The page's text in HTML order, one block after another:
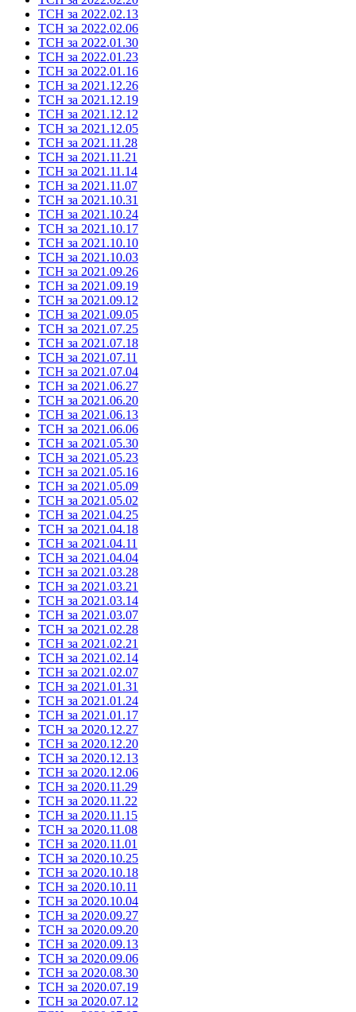
ТСН за 2022.02.13
ТСН за 2022.02.06
ТСН за 2022.01.30
ТСН за 2022.01.23
ТСН за 2022.01.16
ТСН за 2021.12.26
ТСН за 2021.12.19
ТСН за 2021.12.12
ТСН за 2021.12.05
ТСН за 2021.11.28
ТСН за 2021.11.21
ТСН за 2021.11.14
ТСН за 2021.11.07
ТСН за 2021.10.31
ТСН за 2021.10.24
ТСН за 2021.10.17
ТСН за 2021.10.10
ТСН за 2021.10.03
ТСН за 2021.09.26
ТСН за 2021.09.19
ТСН за 2021.09.12
ТСН за 2021.09.05
ТСН за 2021.07.25
ТСН за 2021.07.18
ТСН за 2021.07.11
ТСН за 2021.07.04
ТСН за 2021.06.27
ТСН за 2021.06.20
ТСН за 2021.06.13
ТСН за 2021.06.06
ТСН за 2021.05.30
ТСН за 2021.05.23
ТСН за 2021.05.16
ТСН за 2021.05.09
ТСН за 2021.05.02
ТСН за 2021.04.25
ТСН за 2021.04.18
ТСН за 2021.04.11
ТСН за 2021.04.04
ТСН за 2021.03.28
ТСН за 2021.03.21
ТСН за 2021.03.14
ТСН за 2021.03.07
ТСН за 2021.02.28
ТСН за 2021.02.21
ТСН за 2021.02.14
ТСН за 2021.02.07
ТСН за 2021.01.31
ТСН за 2021.01.24
ТСН за 2021.01.17
ТСН за 2020.12.27
ТСН за 2020.12.20
ТСН за 2020.12.13
ТСН за 2020.12.06
ТСН за 2020.11.29
ТСН за 2020.11.22
ТСН за 2020.11.15
ТСН за 2020.11.08
ТСН за 2020.11.01
ТСН за 2020.10.25
ТСН за 2020.10.18
ТСН за 2020.10.11
ТСН за 2020.10.04
ТСН за 2020.09.27
ТСН за 2020.09.20
ТСН за 2020.09.13
ТСН за 2020.09.06
ТСН за 2020.08.30
ТСН за 2020.07.19
ТСН за 2020.07.12